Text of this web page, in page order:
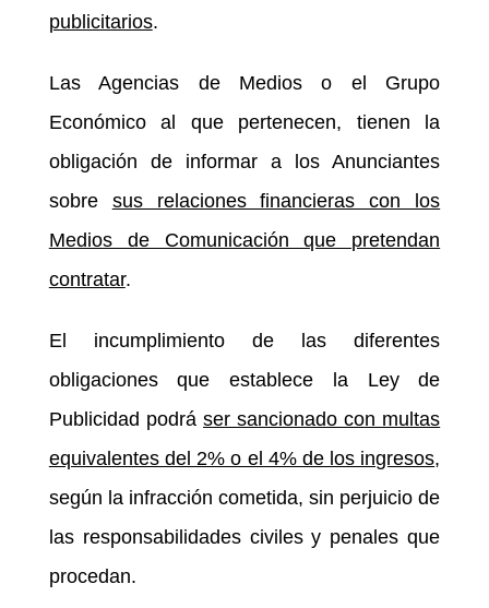
publicitarios.
Las Agencias de Medios o el Grupo
Económico al que pertenecen, tienen la
obligación de informar a los Anunciantes
sobre sus relaciones financieras con los
Medios de Comunicación que pretendan
contratar.
El incumplimiento de las diferentes
obligaciones que establece la Ley de
Publicidad podrá ser sancionado con multas
equivalentes del 2% o el 4% de los ingresos,
según la infracción cometida, sin perjuicio de
las responsabilidades civiles y penales que
procedan.